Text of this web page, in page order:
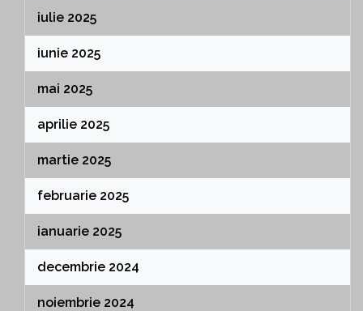
iulie 2025
iunie 2025
mai 2025
aprilie 2025
martie 2025
februarie 2025
ianuarie 2025
decembrie 2024
noiembrie 2024